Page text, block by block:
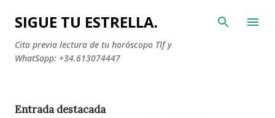
Ir al contenido principal
SIGUE TU ESTRELLA.
Cita previa lectura de tu horóscopo Tlf y
WhatSapp: +34.613074447
Entrada destacada